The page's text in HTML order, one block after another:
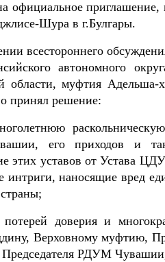
официальное
Шура в г.Булгары.
всестороннего
автономного
области, муфтия
принял решение:
его приходов и так
этих уставов от Устава
интриги, наносящие вред
доверия и
Верховному муфтию,
РДУМ